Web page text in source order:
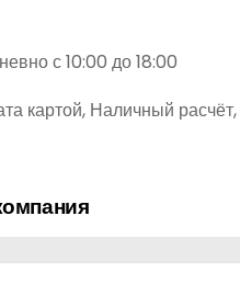
с 10:00 до 18:00
картой, Наличный